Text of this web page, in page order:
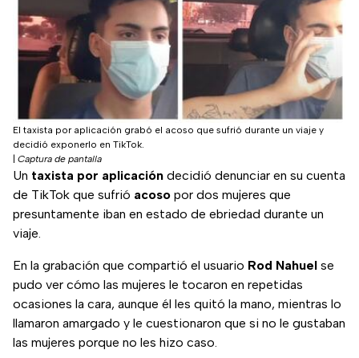
El taxista por aplicación grabó el acoso que sufrió durante un viaje y
decidió exponerlo en TikTok.
Captura de pantalla
Un taxista por aplicación decidió denunciar en su cuenta
de TikTok que sufrió acoso por dos mujeres que
presuntamente iban en estado de ebriedad durante un
viaje.
En la grabación que compartió el usuario Rod Nahuel se
pudo ver cómo las mujeres le tocaron en repetidas
ocasiones la cara, aunque él les quitó la mano, mientras lo
llamaron amargado y le cuestionaron que si no le gustaban
las mujeres porque no les hizo caso.